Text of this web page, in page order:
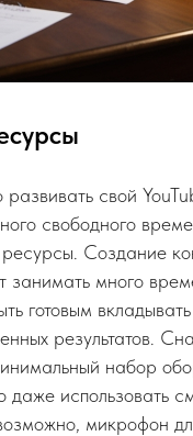
свой
свободного
Создание
занимать много
готовым
результатов.
набор
использовать
микрофон